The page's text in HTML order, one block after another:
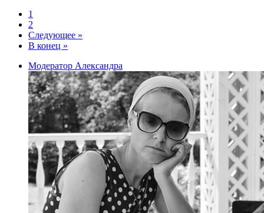
1
2
Следующее »
В конец »
Модератор Александра